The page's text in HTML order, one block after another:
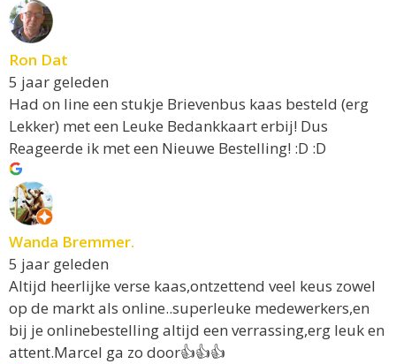
Ron Dat
5 jaar geleden
Had on line een stukje Brievenbus kaas besteld (erg
Lekker) met een Leuke Bedankkaart erbij! Dus
Reageerde ik met een Nieuwe Bestelling! :D :D
Wanda Bremmer.
5 jaar geleden
Altijd heerlijke verse kaas,ontzettend veel keus zowel
op de markt als online..superleuke medewerkers,en
bij je onlinebestelling altijd een verrassing,erg leuk en
attent.Marcel ga zo door👍👍👍